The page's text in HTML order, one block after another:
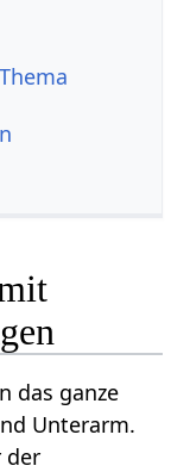
das ganze
Unterarm.
der